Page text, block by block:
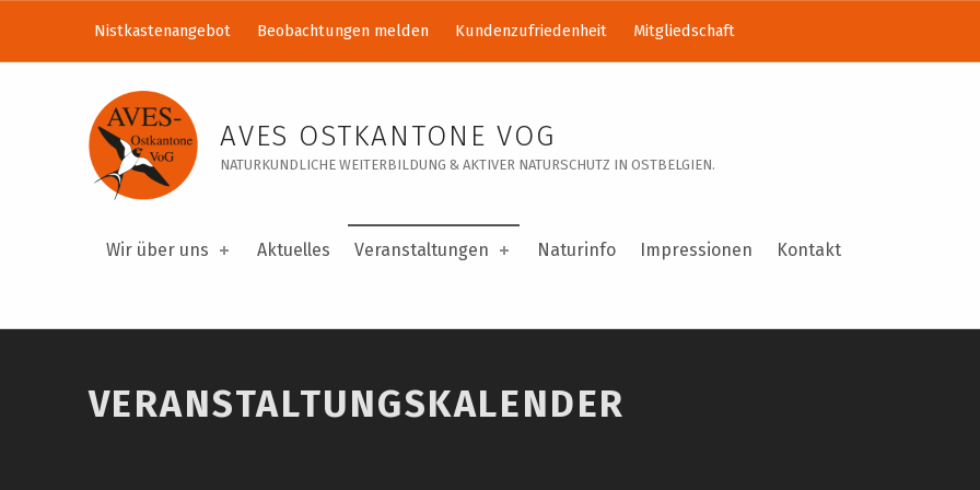
Veranstaltungskalender – AVES Ostkantone VoG
AVES OSTKANTONE VOG
NATURKUNDLICHE WEITERBILDUNG & AKTIVER NATURSCHUTZ IN OSTBELGIEN.
Wir über uns Aktuelles Veranstaltungen Naturinfo Impressionen Kontakt
Nistkastenangebot Beobachtungen melden Kundenzufriedenheit Mitgliedschaft
VERANSTALTUNGSKALENDER